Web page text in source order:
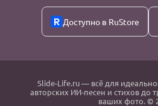
Доступно в RuStore
Slide-Life.ru— всё для
авторских ИИ-песен и стихов до
ваших фото. ©